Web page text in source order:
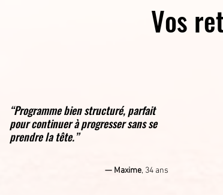
Vos
“Programme bien structuré, parfait
pour continuer à progresser sans se
prendre la tête.”
— Maxime, 34 ans